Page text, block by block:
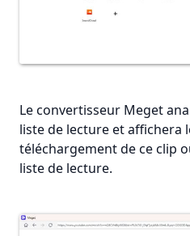
Le convertisseur Meget
liste de lecture et affichera
téléchargement de ce clip
liste de lecture.